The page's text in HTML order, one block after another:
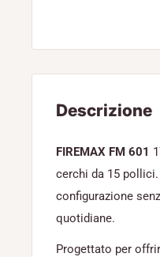
Descrizione
FIREMAX FM 601
cerchi da 15
configurazione
quotidiane.
Progettato per